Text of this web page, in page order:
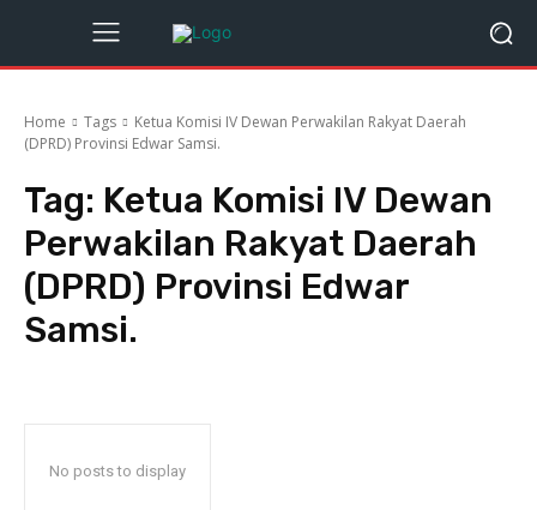
Home Tags
Ketua Komisi IV Dewan Perwakilan Rakyat Daerah
(DPRD) Provinsi Edwar Samsi.
Tag: Ketua Komisi IV Dewan
Perwakilan Rakyat Daerah
(DPRD) Provinsi Edwar
Samsi.
No posts to display